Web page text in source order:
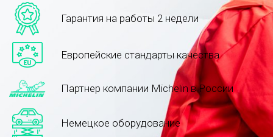
Гарантия на работы 2 недели
Европейские стандарты качества
Партнер компании Michelin в России
Немецкое оборудование